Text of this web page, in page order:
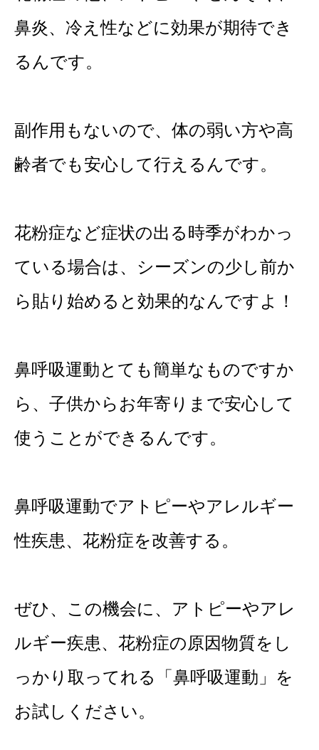
鼻炎、冷え性などに効果が期待でき
るんです。
副作用もないので、体の弱い方や高
齢者でも安心して行えるんです。
花粉症など症状の出る時季がわかっ
ている場合は、シーズンの少し前か
ら貼り始めると効果的なんですよ！
鼻呼吸運動とても簡単なものですか
ら、子供からお年寄りまで安心して
使うことができるんです。
鼻呼吸運動でアトピーやアレルギー
性疾患、花粉症を改善する。
ぜひ、この機会に、アトピーやアレ
ルギー疾患、花粉症の原因物質をし
っかり取ってれる
「鼻呼吸運動」を
お試しください。